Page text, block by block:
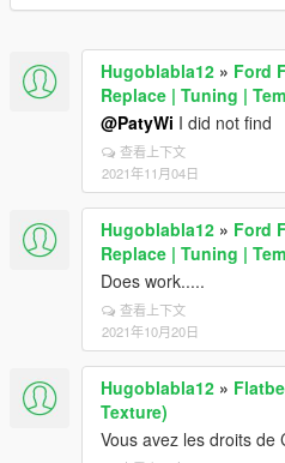
Hugoblabla12 » Ford
Replace | Tuning |
@PatyWi I did not find
查看上下文
2021年11月04日
Hugoblabla12 » Ford
Replace | Tuning |
Does work.....
查看上下文
2021年10月20日
Hugoblabla12 »
Texture)
Vous avez les droits de